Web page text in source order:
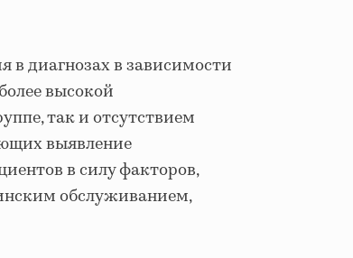
в диагнозах в зависимости
высокой
так и отсутствием
выявление
в силу факторов,
обслуживанием,